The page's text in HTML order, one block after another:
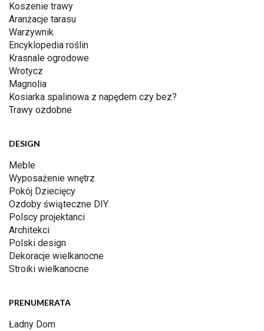
Koszenie trawy
Aranżacje tarasu
Warzywnik
Encyklopedia roślin
Krasnale ogrodowe
Wrotycz
Magnolia
Kosiarka spalinowa z napędem czy bez?
Trawy ozdobne
DESIGN
Meble
Wyposażenie wnętrz
Pokój Dziecięcy
Ozdoby świąteczne DIY
Polscy projektanci
Architekci
Polski design
Dekoracje wielkanocne
Stroiki wielkanocne
PRENUMERATA
Ładny Dom